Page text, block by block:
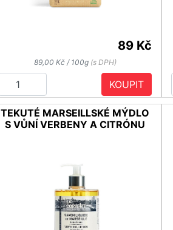
89 Kč
89,00 Kč / 100g (s DPH)
KOUPIT
TEKUTÉ MARSEILLSKÉ MÝDLO
S VŮNÍ VERBENY A CITRÓNU